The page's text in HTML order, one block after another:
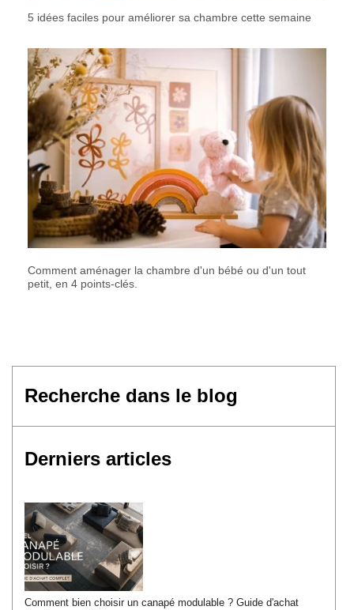
5 idées faciles pour améliorer sa chambre cette semaine
Comment aménager la chambre d'un bébé ou d'un tout
petit, en 4 points-clés.
Derniers articles
Comment bien choisir un canapé modulable ? Guide d'achat